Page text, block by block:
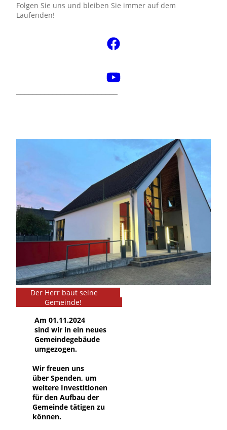
Folgen Sie uns und bleiben Sie immer auf dem
Laufenden!
Der Herr baut seine
Gemeinde!
Am 01.11.2024
sind wir in ein neues
Gemeindegebäude
umgezogen.
Wir freuen uns
überSpenden, um
weitere Investitionen
für den Aufbau der
Gemeinde tätigen zu
können.